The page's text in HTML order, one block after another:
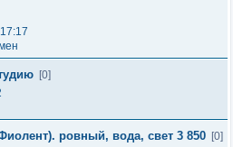
[0]
ровный, вода, свет 3 850 [0]